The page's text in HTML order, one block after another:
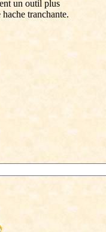
un outil plus
tranchante.